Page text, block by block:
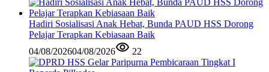
Hadiri Sosialisasi Anak Hebat, Bunda PAUD HSS Dorong
Pelajar Terapkan Kebiasaan Baik
04/08/202604/08/2026 22